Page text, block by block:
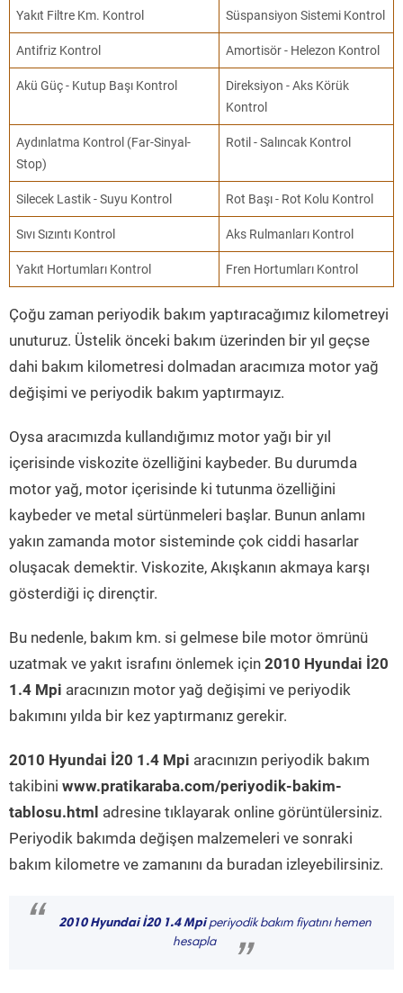
Yakıt Filtre Km. Kontrol Süspansiyon Sistemi Kontrol
Antifriz Kontrol Amortisör - Helezon Kontrol
Akü Güç - Kutup Başı Kontrol
Direksiyon - Aks Körük
Kontrol
Aydınlatma Kontrol (Far-Sinyal-
Stop)
Rotil - Salıncak Kontrol
Silecek Lastik - Suyu Kontrol Rot Başı - Rot Kolu Kontrol
Sıvı Sızıntı Kontrol Aks Rulmanları Kontrol
Yakıt Hortumları Kontrol Fren Hortumları Kontrol
Çoğu zaman periyodik bakım yaptıracağımız kilometreyi
unuturuz. Üstelik önceki bakım üzerinden bir yıl geçse
dahi bakım kilometresi dolmadan aracımıza motor yağ
değişimi ve periyodik bakım yaptırmayız.
Oysa aracımızda kullandığımız motor yağı bir yıl
içerisinde viskozite özelliğini kaybeder. Bu durumda
motor yağ, motor içerisinde ki tutunma özelliğini
kaybeder ve metal sürtünmeleri başlar. Bunun anlamı
yakın zamanda motor sisteminde çok ciddi hasarlar
oluşacak demektir. Viskozite, Akışkanın akmaya karşı
gösterdiği iç dirençtir.
Bu nedenle, bakım km. si gelmese bile motor ömrünü
uzatmak ve yakıt israfını önlemek için 2010 Hyundai İ20
1.4 Mpi aracınızın motor yağ değişimi ve periyodik
bakımını yılda bir kez yaptırmanız gerekir.
2010 Hyundai İ20 1.4 Mpi aracınızın periyodik bakım
takibini www.pratikaraba.com/periyodik-bakim-
tablosu.html adresine tıklayarak online görüntülersiniz.
Periyodik bakımda değişen malzemeleri ve sonraki
bakım kilometre ve zamanını da buradan izleyebilirsiniz.
“ 2010 Hyundai İ20 1.4 Mpiperiyodik bakım fiyatını hemen
hesapla
”